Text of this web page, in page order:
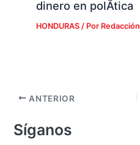
dinero en polÃ­tica
HONDURAS/ Por Redacción
ANTERIOR
Síganos